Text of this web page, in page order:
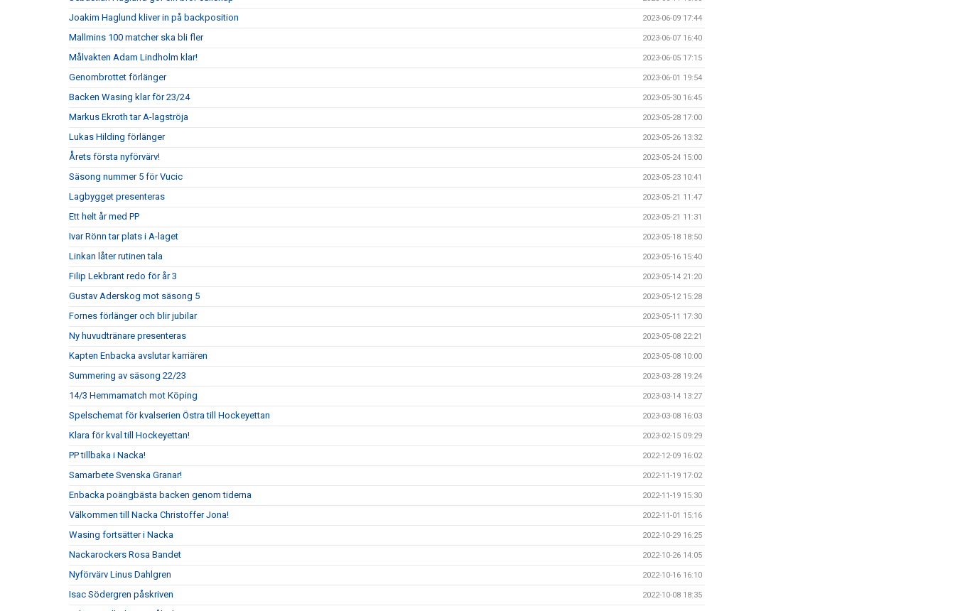
Joakim Haglund kliver in på backposition 2023-06-09 17:44
Mallmins 100 matcher ska bli fler 2023-06-07 16:40
Målvakten Adam Lindholm klar! 2023-06-05 17:15
Genombrottet förlänger 2023-06-01 19:54
Backen Wasing klar för 23/24 2023-05-30 16:45
Markus Ekroth tar A-lagströja 2023-05-28 17:00
Lukas Hilding förlänger 2023-05-26 13:32
Årets första nyförvärv! 2023-05-24 15:00
Säsong nummer 5 för Vucic 2023-05-23 10:41
Lagbygget presenteras 2023-05-21 11:47
Ett helt år med PP 2023-05-21 11:31
Ivar Rönn tar plats i A-laget 2023-05-18 18:50
Linkan låter rutinen tala 2023-05-16 15:40
Filip Lekbrant redo för år 3 2023-05-14 21:20
Gustav Aderskog mot säsong 5 2023-05-12 15:28
Fornes förlänger och blir jubilar 2023-05-11 17:30
Ny huvudtränare presenteras 2023-05-08 22:21
Kapten Enbacka avslutar karriären 2023-05-08 10:00
Summering av säsong 22/23 2023-03-28 19:24
14/3 Hemmamatch mot Köping 2023-03-14 13:27
Spelschemat för kvalserien Östra till Hockeyettan 2023-03-08 16:03
Klara för kval till Hockeyettan! 2023-02-15 09:29
PP tillbaka i Nacka! 2022-12-09 16:02
Samarbete Svenska Granar! 2022-11-19 17:02
Enbacka poängbästa backen genom tiderna 2022-11-19 15:30
Välkommen till Nacka Christoffer Jona! 2022-11-01 15:16
Wasing fortsätter i Nacka 2022-10-29 16:25
Nackarockers Rosa Bandet 2022-10-26 14:05
Nyförvärv Linus Dahlgren 2022-10-16 16:10
Isac Södergren påskriven 2022-10-08 18:35